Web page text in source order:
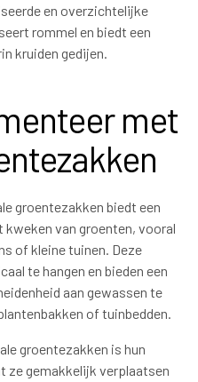
en overzichtelijke
rommel en biedt een
kruiden gedijen.
met
groentezakken biedt een
van groenten, vooral
of kleine tuinen. Deze
te hangen en bieden een
aan gewassen te
of tuinbedden.
groentezakken is hun
gemakkelijk verplaatsen